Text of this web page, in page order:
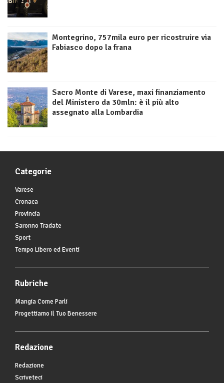
Montegrino, 757mila euro per ricostruire via
Fabiasco dopo la frana
Sacro Monte di Varese, maxi finanziamento
del Ministero da 30mln: è il più alto
assegnato alla Lombardia
Categorie
Varese
Cronaca
Provincia
Saronno Tradate
Sport
Tempo Libero ed Eventi
Rubriche
Mangia Come Parli
Progettiamo Il Tuo Benessere
Redazione
Redazione
Scriveteci